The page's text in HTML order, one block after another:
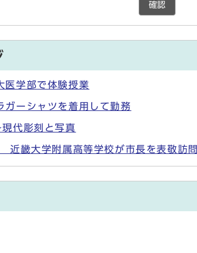
確認
学部で体験授業
ーシャツを着用して勤務
代彫刻と写真
畿大学附属高等学校が市長を表敬訪問